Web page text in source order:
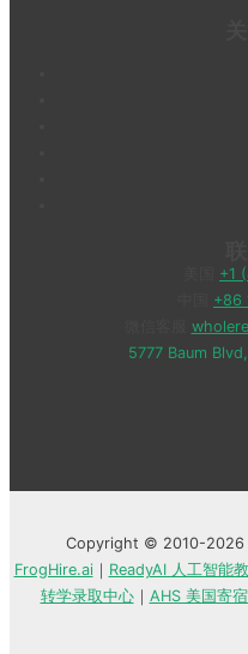
+1
+86
5777 Baum
Copyright © 2010-2026
FrogHire.ai｜ ReadyAI 人工智能
转学录取中心｜ AHS 美国寄